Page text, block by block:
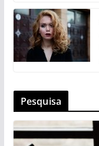
Pesquisa